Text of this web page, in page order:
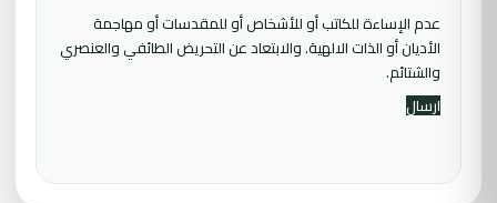
عدم الإساءة للكاتب أو للأشخاص أو للمقدسات أو مهاجمة
الأديان أو الذات الالهية. والابتعاد عن التحريض الطائفي والعنصري
والشتائم.